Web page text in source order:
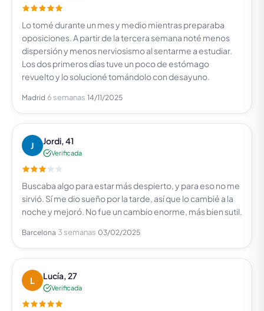
Lo tomé durante un mes y medio mientras preparaba
oposiciones. A partir de la tercera semana noté menos
dispersión y menos nerviosismo al sentarme a estudiar.
Los dos primeros días tuve un poco de estómago
revuelto y lo solucioné tomándolo con desayuno.
Madrid 6 semanas 14/11/2025
J Jordi, 41
Verificada
Buscaba algo para estar más despierto, y para eso no me
sirvió. Sí me dio sueño por la tarde, así que lo cambié a la
noche y mejoró. No fue un cambio enorme, más bien sutil.
Barcelona 3 semanas 03/02/2025
L Lucía, 27
Verificada